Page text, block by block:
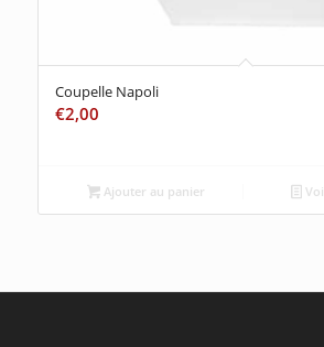
Coupelle Napoli
€2,00
Ajouter au panier